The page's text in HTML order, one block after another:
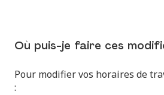
Où puis-je faire ces
Pour modifier vos horaires de
: